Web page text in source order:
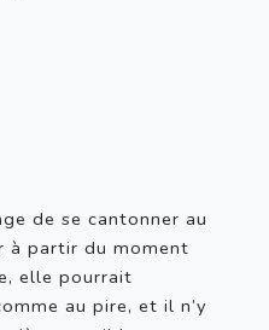
de se cantonner au
à partir du moment
elle pourrait
au pire, et il n’y